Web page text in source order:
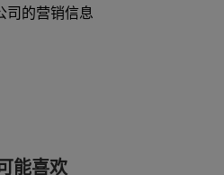
司的营销信息
能喜欢